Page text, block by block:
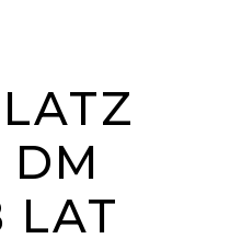
DM
LAT